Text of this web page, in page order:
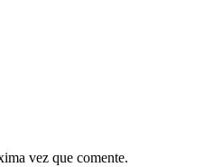
vez que comente.